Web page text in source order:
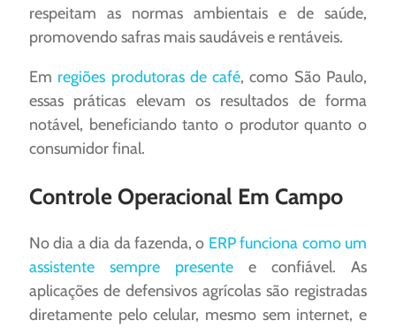
respeitam as normas ambientais e de saúde,
promovendo safras mais saudáveis e rentáveis.
Em regiões produtoras de café, como São Paulo,
essas práticas elevam os resultados de forma
notável, beneficiando tanto o produtor quanto o
consumidor final.
Controle Operacional Em Campo
No dia a dia da fazenda, o ERP funciona como um
assistente sempre presente e confiável. As
aplicações de defensivos agrícolas são registradas
diretamente pelo celular, mesmo sem internet, e